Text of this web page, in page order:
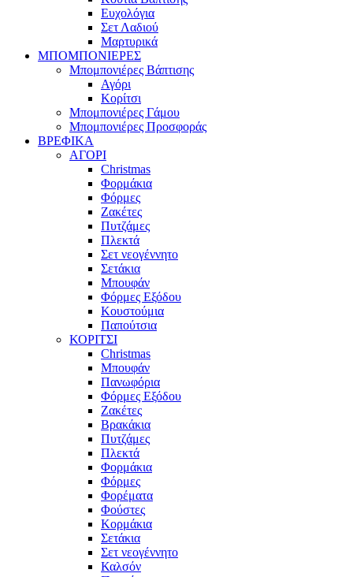
Ευχολόγια
Σετ Λαδιού
Μαρτυρικά
ΜΠΟΜΠΟΝΙΕΡΕΣ
Μπομπονιέρες Βάπτισης
Αγόρι
Κορίτσι
Μπομπονιέρες Γάμου
Μπομπονιέρες Προσφοράς
ΒΡΕΦΙΚΑ
ΑΓΟΡΙ
Christmas
Φορμάκια
Φόρμες
Ζακέτες
Πυτζάμες
Πλεκτά
Σετ νεογέννητο
Σετάκια
Μπουφάν
Φόρμες Εξόδου
Κουστούμια
Παπούτσια
ΚΟΡΙΤΣΙ
Christmas
Μπουφάν
Πανωφόρια
Φόρμες Εξόδου
Ζακέτες
Βρακάκια
Πυτζάμες
Πλεκτά
Φορμάκια
Φόρμες
Φορέματα
Φούστες
Κορμάκια
Σετάκια
Σετ νεογέννητο
Καλσόν